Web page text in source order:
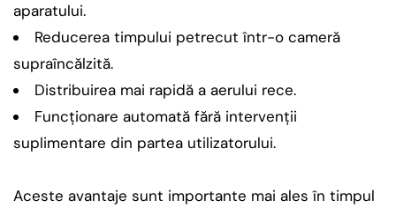
aparatului.
Reducerea timpului petrecut într-o cameră
supraîncălzită.
Distribuirea mai rapidă a aerului rece.
Funcționare automată fără intervenții
suplimentare din partea utilizatorului.
Aceste avantaje sunt importante mai ales în timpul